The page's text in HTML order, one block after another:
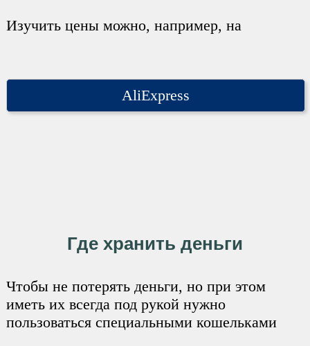
Изучить цены можно, например, на
AliExpress
Где хранить деньги
Чтобы не потерять деньги, но при этом
иметь их всегда под рукой нужно
пользоваться специальными кошельками